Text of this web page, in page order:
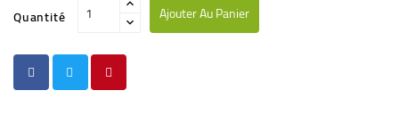
Quantité Ajouter Au Panier